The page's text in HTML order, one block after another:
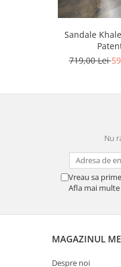
Sandale
719,00 Lei
Nu
Vreau sa
Afla mai multe
MAGAZINUL
Despre noi